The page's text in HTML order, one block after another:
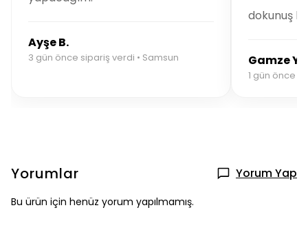
Ayşe B.
3 gün önce sipariş verdi • Samsun
dokunuş
Gamze Y.
1 gün önce
Yorumlar Yorum Yap
Bu ürün için henüz yorum yapılmamış.